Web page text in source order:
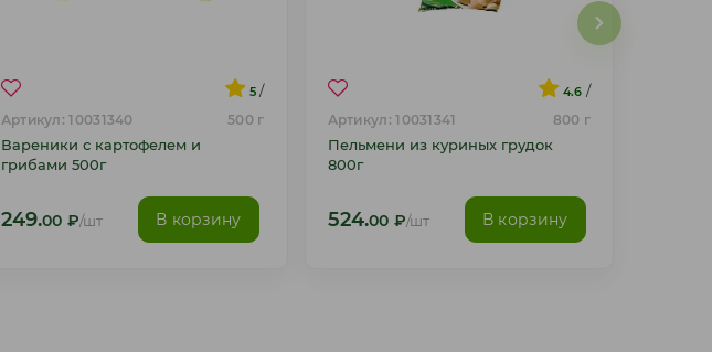
5 /
Артикул: 10031340 500 г
Вареники с картофелем и
грибами 500г
249.00 ₽/шт В корзину
4.6 /
Артикул: 10031341 800 г
Пельмени из куриных грудок
800г
524.00 ₽/шт В корзину